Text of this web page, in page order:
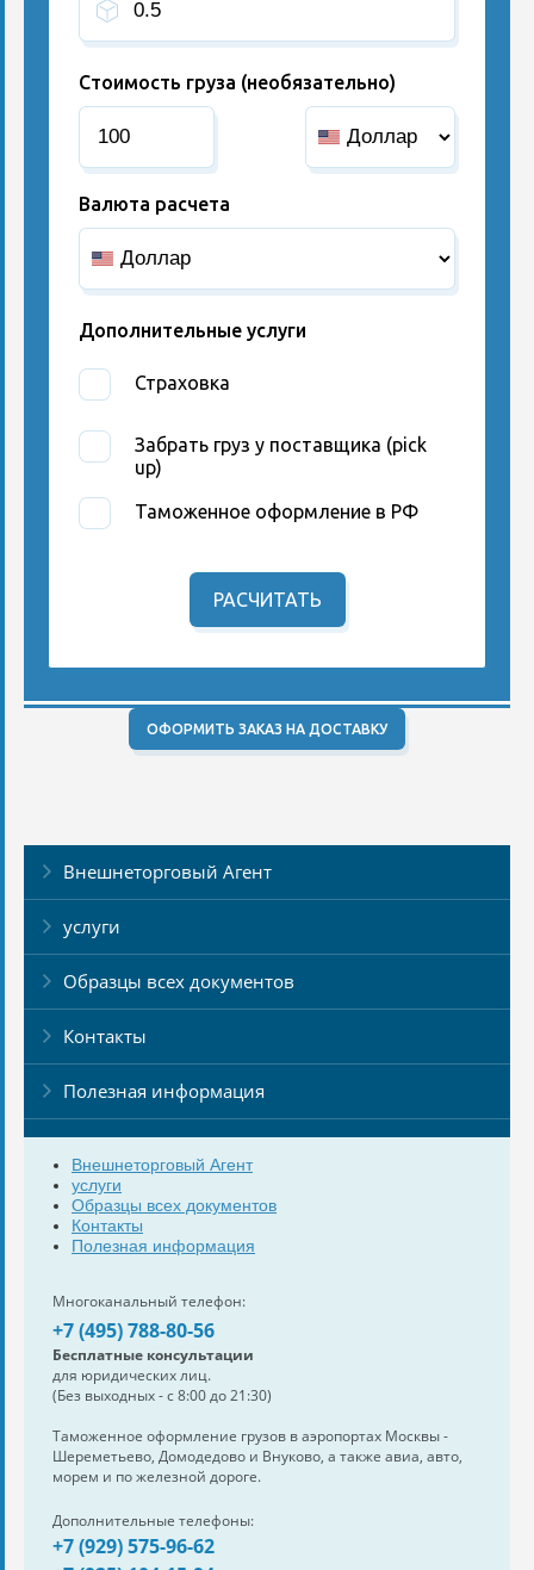
Стоимость груза (необязательно)
Валюта расчета
Дополнительные услуги
Страховка
Забрать груз у поставщика (pick
up)
Таможенное оформление в РФ
РАСЧИТАТЬ
ОФОРМИТЬ ЗАКАЗ НА ДОСТАВКУ
Внешнеторговый Агент
услуги
Образцы всех документов
Контакты
Полезная информация
Внешнеторговый Агент
услуги
Образцы всех документов
Контакты
Полезная информация
Многоканальный телефон:
+7 (495) 788-80-56
Бесплатные консультации
для юридических лиц.
(Без выходных - с 8:00 до 21:30)
Таможенное оформление грузов в аэропортах Москвы -
Шереметьево, Домодедово и Внуково, а также авиа, авто,
морем и по железной дороге.
Дополнительные телефоны:
+7 (929) 575-96-62